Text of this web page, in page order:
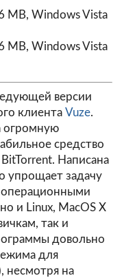
MB, Windows Vista
MB, Windows Vista
версии
клиента Vuze.
огромную
средство
Написана
упрощает задачу
операционными
и Linux, MacOS X
так и
довольно
для
несмотря на